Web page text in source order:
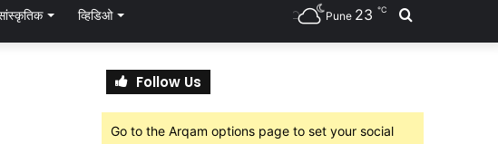
व्हिडिओ Search
Pune 23 ℃
Follow Us
Go to the Arqam options page to set your social